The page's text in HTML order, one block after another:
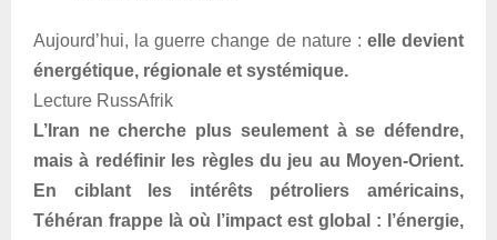
Aujourd’hui, la guerre change de nature : elle devient
énergétique, régionale et systémique.
Lecture RussAfrik
L’Iran ne cherche plus seulement à se défendre,
mais à redéfinir les règles du jeu au Moyen-Orient.
En ciblant les intérêts pétroliers américains,
Téhéran frappe là où l’impact est global : l’énergie,